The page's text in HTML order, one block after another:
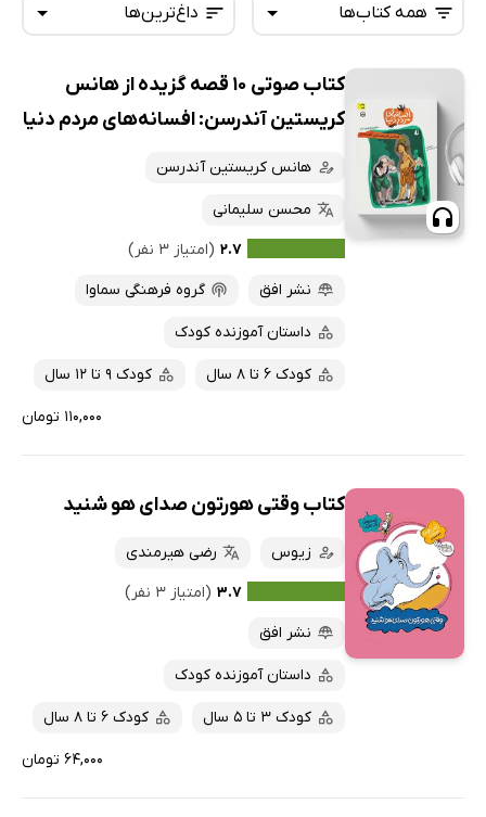
داغ‌ترین‌ها
تازه‌ها
داغ‌ترین‌ها
پرفروش‌ها
پربحث‌ها
ارزان ترین‌ها
همه کتاب‌ها
کتاب‌های صوتی
کتاب‌های متنی
کتاب صوتی 10 قصه گزیده از هانس
کریستین آندرسن: افسانه‌های مردم دنیا
هانس کریستین آندرسن
محسن سلیمانی
۲.۷ (امتیاز ۳ نفر)
نشر افق
گروه فرهنگی سماوا
داستان آموزنده کودک
کودک 6 تا 8 سال کودک 9 تا 12 سال
۱۱۰,۰۰۰ تومان
کتاب وقتی هورتون صدای هو شنید
زیوس
رضی هیرمندی
۳.۷ (امتیاز ۳ نفر)
نشر افق
داستان آموزنده کودک
کودک 3 تا 5 سال کودک 6 تا 8 سال
۶۴,۰۰۰ تومان